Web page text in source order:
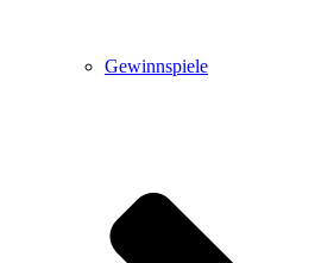
Gewinnspiele